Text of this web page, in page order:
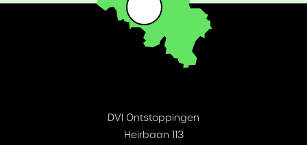
DVI Ontstoppingen
Heirbaan 113